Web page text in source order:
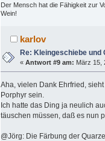
Der Mensch hat die Fähigkeit zur
Wein!
karlov
Re: Kleingeschiebe und
«Antwort #9 am: März 15,
Aha, vielen Dank Ehrfried,
Porphyr sein.
Ich hatte das Ding ja neulich
täuschen müssen, daß es nun
@Jörg: Die Färbung der